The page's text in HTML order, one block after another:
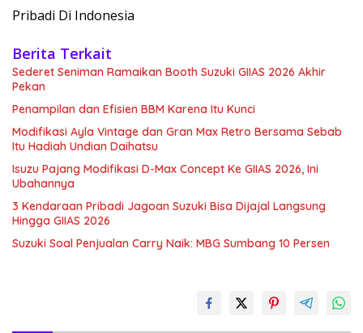
Pribadi Di Indonesia
Berita Terkait
Sederet Seniman Ramaikan Booth Suzuki GIIAS 2026 Akhir
Pekan
Penampilan dan Efisien BBM Karena Itu Kunci
Modifikasi Ayla Vintage dan Gran Max Retro Bersama Sebab
Itu Hadiah Undian Daihatsu
Isuzu Pajang Modifikasi D-Max Concept Ke GIIAS 2026, Ini
Ubahannya
3 Kendaraan Pribadi Jagoan Suzuki Bisa Dijajal Langsung
Hingga GIIAS 2026
Suzuki Soal Penjualan Carry Naik: MBG Sumbang 10 Persen